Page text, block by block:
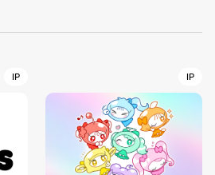
IP IP